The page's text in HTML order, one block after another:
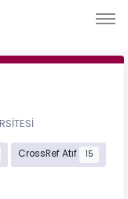
CrossRef Atıf 15